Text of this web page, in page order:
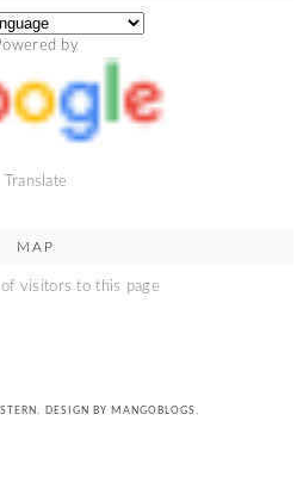
by
Translate
MAP
. DESIGN BY MANGOBLOGS.